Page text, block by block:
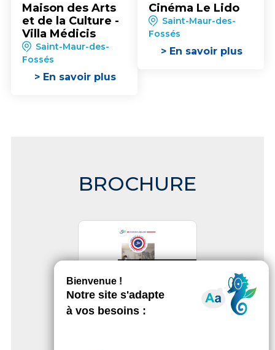
Maison des Arts
et de la Culture -
Villa Médicis
Saint-Maur-des-
Fossés
> En savoir plus
Cinéma Le Lido
Saint-Maur-des-
Fossés
> En savoir plus
BROCHURE
Guide des labellisés
Fabriqué à Saint-